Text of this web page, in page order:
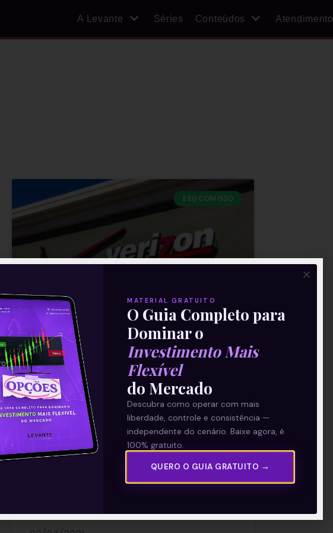
A Levante Séries Conteúdos Atendimento
E EU COM ISSO
Resultados da Verizon (VZ) do
1T21
A Verizon Communications Inc (VZ) divulgou
nesta quarta-feira (21) os seus resultados
do primeiro trimestre de 2021. Os números
vieram bons, com receita líquida acima
MATERIAL GRATUITO
O Guia Completo para
Dominar o
Investimento Mais
Flexível
do Mercado
Descubra como operar com mais
liberdade, controle e consistência —
independente do cenário. Baixe agora, é
100% gratuito.
QUERO O GUIA GRATUITO →